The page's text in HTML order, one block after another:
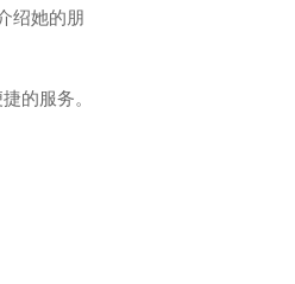
绍她的朋
的服务。